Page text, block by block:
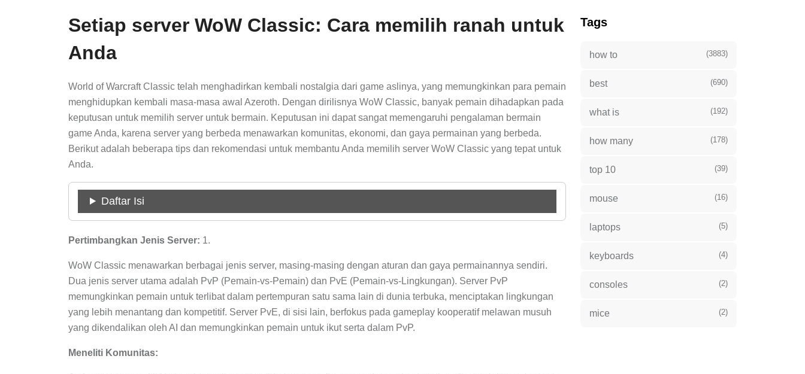
Setiap server WoW Classic: Cara memilih ranah untuk
Anda
World of Warcraft Classic telah menghadirkan kembali nostalgia dari game aslinya, yang memungkinkan para pemain
menghidupkan kembali masa-masa awal Azeroth. Dengan dirilisnya WoW Classic, banyak pemain dihadapkan pada
keputusan untuk memilih server untuk bermain. Keputusan ini dapat sangat memengaruhi pengalaman bermain
game Anda, karena server yang berbeda menawarkan komunitas, ekonomi, dan gaya permainan yang berbeda.
Berikut adalah beberapa tips dan rekomendasi untuk membantu Anda memilih server WoW Classic yang tepat untuk
Anda.
Daftar Isi
Pertimbangkan Jenis Server: 1.
WoW Classic menawarkan berbagai jenis server, masing-masing dengan aturan dan gaya permainannya sendiri.
Dua jenis server utama adalah PvP (Pemain-vs-Pemain) dan PvE (Pemain-vs-Lingkungan). Server PvP
memungkinkan pemain untuk terlibat dalam pertempuran satu sama lain di dunia terbuka, menciptakan lingkungan
yang lebih menantang dan kompetitif. Server PvE, di sisi lain, berfokus pada gameplay kooperatif melawan musuh
yang dikendalikan oleh AI dan memungkinkan pemain untuk ikut serta dalam PvP.
Meneliti Komunitas:
Tags
how to (3883)
best (690)
what is (192)
how many (178)
top 10 (39)
mouse (16)
laptops (5)
keyboards (4)
consoles (2)
mice (2)